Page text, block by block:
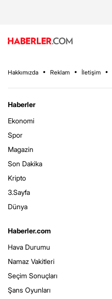
Hakkımızda Reklam İletişim
Haberler
Ekonomi
Spor
Magazin
Son Dakika
Kripto
3.Sayfa
Dünya
Haberler.com
Hava Durumu
Namaz Vakitleri
Seçim Sonuçları
Şans Oyunları